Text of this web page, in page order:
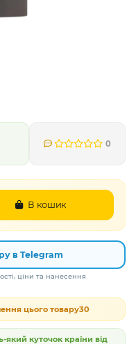
0
В кошик
в Telegram
ціни та нанесення
цього товару30
куточок країни від